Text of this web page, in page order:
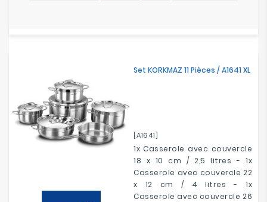
Set KORKMAZ 11 Pièces / A1641 XL
[A1641]
1x Casserole avec couvercle
18 x 10 cm / 2,5 litres - 1x
Casserole avec couvercle 22
x 12 cm / 4 litres - 1x
Casserole avec couvercle 26